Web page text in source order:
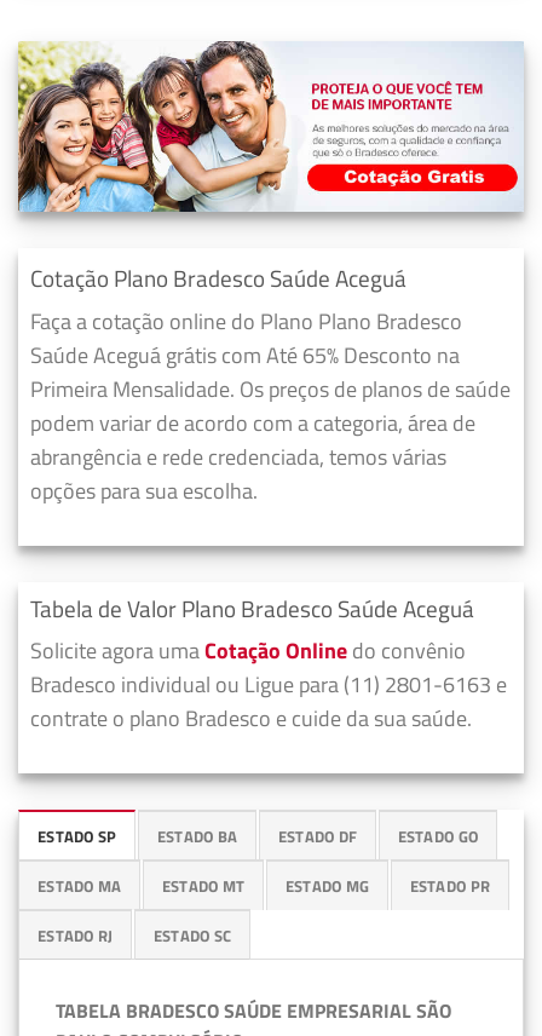
Cotação Plano Bradesco Saúde Aceguá
Faça a cotação online do Plano Plano Bradesco
Saúde Aceguá grátis com Até 65% Desconto na
Primeira Mensalidade. Os preços de planos de saúde
podem variar de acordo com a categoria, área de
abrangência e rede credenciada, temos várias
opções para sua escolha.
Tabela de Valor Plano Bradesco Saúde Aceguá
Solicite agora umaCotação Onlinedo convênio
Bradesco individual ou Ligue para (11) 2801-6163 e
contrate o plano Bradesco e cuide da sua saúde.
ESTADO SP ESTADO BA ESTADO DF ESTADO GO
ESTADO MA ESTADO MT ESTADO MG ESTADO PR
ESTADO RJ ESTADO SC
TABELA BRADESCO SAÚDE EMPRESARIAL SÃO